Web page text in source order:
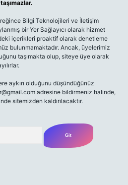
Bilgi Teknolojileri ve İletişim
bir Yer Sağlayıcı olarak hizmet
içerikleri proaktif olarak denetleme
bulunmamaktadır. Ancak, üyelerimiz
taşımakta olup, siteye üye olarak
aykırı olduğunu düşündüğünüz
adresine bildirmeniz halinde,
sitemizden kaldırılacaktır.